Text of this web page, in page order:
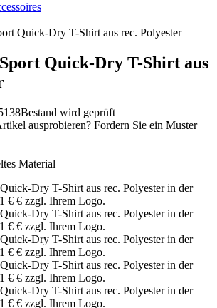
Quick-Dry T-Shirt aus rec. Polyester
Quick-Dry T-Shirt aus
Bestand wird geprüft
ausprobieren? Fordern Sie ein Muster
Material